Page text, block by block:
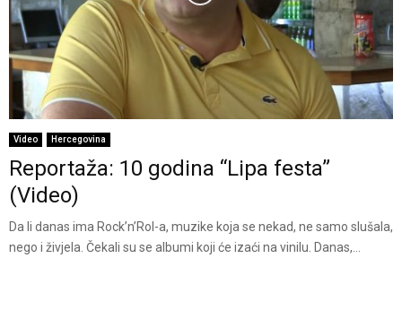
Video Hercegovina
Reportaža: 10 godina “Lipa festa”
(Video)
Da li danas ima Rock’n’Rol-a, muzike koja se nekad, ne samo slušala,
nego i živjela. Čekali su se albumi koji će izaći na vinilu. Danas,...